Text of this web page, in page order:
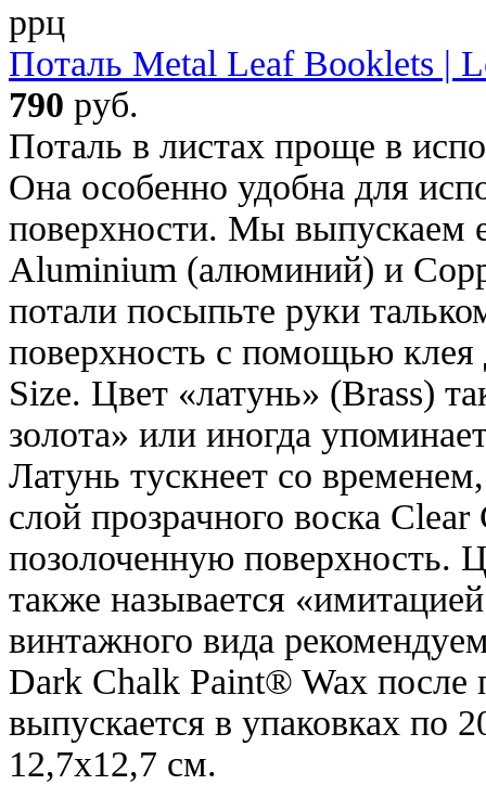
ррц
Поталь Metal Leaf Booklets |
790 руб.
Поталь в листах проще в
Она особенно удобна для
поверхности. Мы выпускаем
Aluminium (алюминий) и
потали посыпьте руки
поверхность с помощью
Size. Цвет «латунь» (Brass)
золота» или иногда
Латунь тускнеет со
слой прозрачного воска
позолоченную
также называется
винтажного вида
Dark Chalk Paint® Wax после
выпускается в упаковках по
12,7х12,7 см.